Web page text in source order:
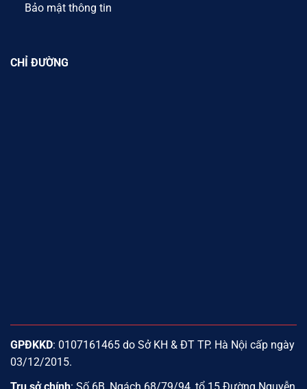
Bảo mật thông tin
CHỈ ĐƯỜNG
GPĐKKD: 0107161465 do Sở KH & ĐT TP. Hà Nội cấp ngày
03/12/2015.